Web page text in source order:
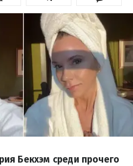
Бекхэм среди прочего